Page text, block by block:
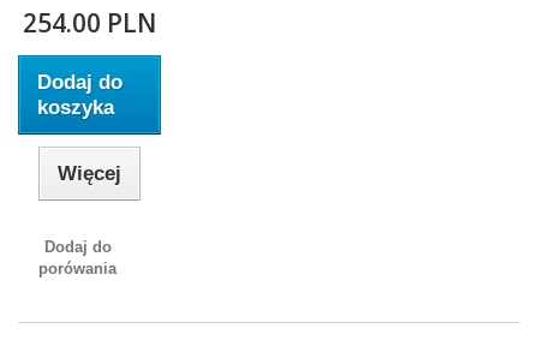
254.00 PLN
Dodaj do
koszyka
Więcej
Dodaj do
porówania